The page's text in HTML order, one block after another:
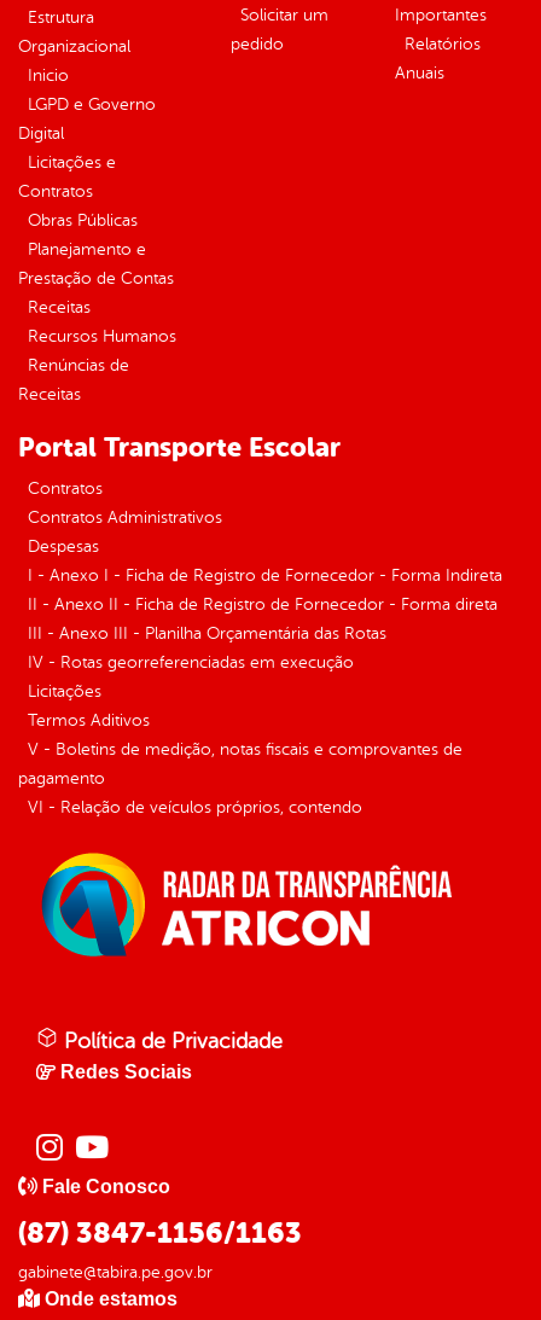
Estrutura
Organizacional
Inicio
LGPD e Governo
Digital
Licitações e
Contratos
Obras Públicas
Planejamento e
Prestação de Contas
Receitas
Recursos Humanos
Renúncias de
Receitas
Solicitar um
pedido
Importantes
Relatórios
Anuais
Portal Transporte Escolar
Contratos
Contratos Administrativos
Despesas
I - Anexo I - Ficha de Registro de Fornecedor - Forma Indireta
II - Anexo II - Ficha de Registro de Fornecedor - Forma direta
III - Anexo III - Planilha Orçamentária das Rotas
IV - Rotas georreferenciadas em execução
Licitações
Termos Aditivos
V - Boletins de medição, notas fiscais e comprovantes de
pagamento
VI - Relação de veículos próprios, contendo
Política de Privacidade
Redes Sociais
Fale Conosco
(87) 3847-1156/1163
gabinete@tabira.pe.gov.br
Onde estamos